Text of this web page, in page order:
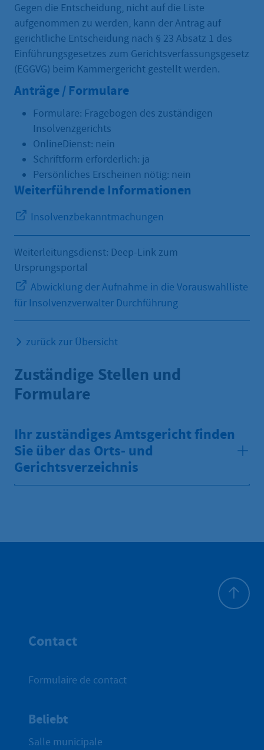
Gegen die Entscheidung, nicht auf die Liste
aufgenommen zu werden, kann der Antrag auf
gerichtliche Entscheidung nach § 23 Absatz 1 des
Einführungsgesetzes zum Gerichtsverfassungsgesetz
(EGGVG) beim Kammergericht gestellt werden.
Anträge / Formulare
Formulare: Fragebogen des zuständigen
Insolvenzgerichts
OnlineDienst: nein
Schriftform erforderlich: ja
Persönliches Erscheinen nötig: nein
Weiterführende Informationen
Insolvenzbekanntmachungen
Weiterleitungsdienst: Deep-Link zum
Ursprungsportal
Abwicklung der Aufnahme in die Vorauswahlliste
für Insolvenzverwalter Durchführung
zurück zur Übersicht
Zuständige Stellen und
Formulare
Ihr zuständiges Amtsgericht finden
Sie über das Orts- und
Gerichtsverzeichnis
Contact
Formulaire de contact
Beliebt
Salle municipale